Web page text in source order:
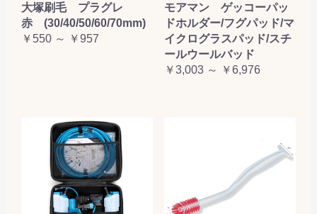
大塚刷毛 プラグレ
赤 (30/40/50/60/70mm)
￥550 ～ ￥957
モアマン ゲッコーパッ
ドホルダー/フグパッド/マ
イクログラスパッド/スチ
ールウールバッド
￥3,003 ～ ￥6,976